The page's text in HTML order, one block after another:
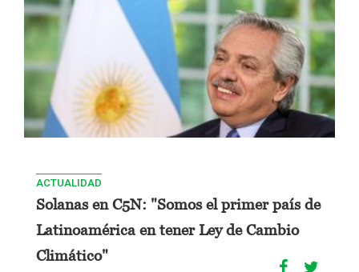
ACTUALIDAD
Solanas en C5N: "Somos el primer país de
Latinoamérica en tener Ley de Cambio
Climático"